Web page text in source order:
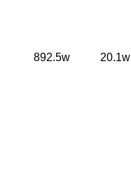
892.5w 20.1w